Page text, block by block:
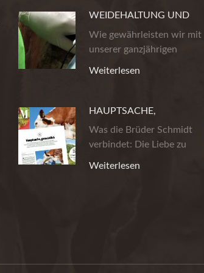
WEIDEHALTUNG UND
PRODUKTSICHERHEIT
Wie gewährleisten wir mit
unserer ganzjährigen
Weiterlesen
HAUPTSACHE,
GEMUHTLICH!
Was die Brüder Schmidt
verbindet: Die Liebe zu
Weiterlesen